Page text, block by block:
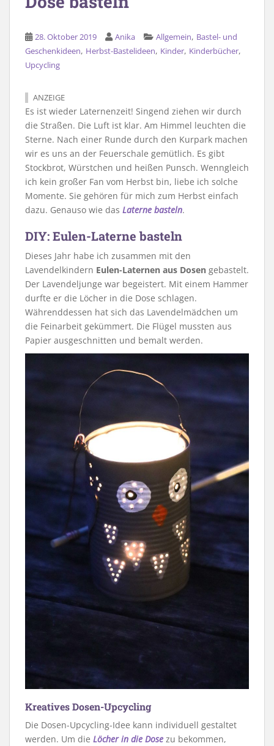
28. Oktober 2019 Anika Allgemein, Bastel- und
Geschenkideen, Herbst-Bastelideen, Kinder, Kinderbücher,
Upcycling
ANZEIGE
Es ist wieder Laternenzeit! Singend ziehen wir durch
die Straßen. Die Luft ist klar. Am Himmel leuchten die
Sterne. Nach einer Runde durch den Kurpark machen
wir es uns an der Feuerschale gemütlich. Es gibt
Stockbrot, Würstchen und heißen Punsch. Wenngleich
ich kein großer Fan vom Herbst bin, liebe ich solche
Momente. Sie gehören für mich zum Herbst einfach
dazu. Genauso wie das Laterne basteln.
DIY: Eulen-Laterne basteln
Dieses Jahr habe ich zusammen mit den
Lavendelkindern Eulen-Laternen aus Dosen gebastelt.
Der Lavendeljunge war begeistert. Mit einem Hammer
durfte er die Löcher in die Dose schlagen.
Währenddessen hat sich das Lavendelmädchen um
die Feinarbeit gekümmert. Die Flügel mussten aus
Papier ausgeschnitten und bemalt werden.
Kreatives Dosen-Upcycling
Die Dosen-Upcycling-Idee kann individuell gestaltet
werden. Um die Löcher in die Dose zu bekommen,